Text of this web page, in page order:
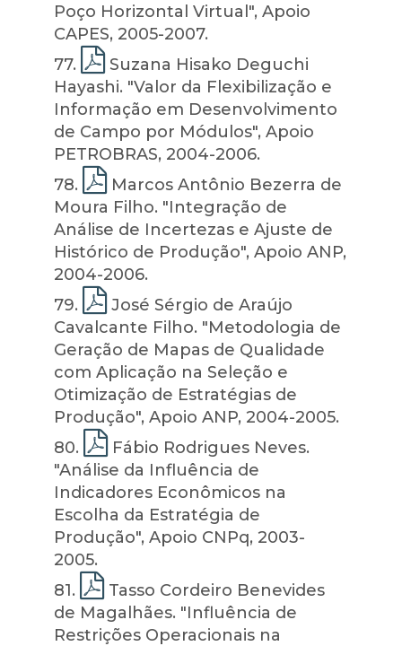
Poço Horizontal Virtual", Apoio
CAPES, 2005-2007.
77.
Suzana Hisako Deguchi
Hayashi. "Valor da Flexibilização e
Informação em Desenvolvimento
de Campo por Módulos", Apoio
PETROBRAS, 2004-2006.
78.
Marcos Antônio Bezerra de
Moura Filho. "Integração de
Análise de Incertezas e Ajuste de
Histórico de Produção", Apoio ANP,
2004-2006.
79.
José Sérgio de Araújo
Cavalcante Filho. "Metodologia de
Geração de Mapas de Qualidade
com Aplicação na Seleção e
Otimização de Estratégias de
Produção", Apoio ANP, 2004-2005.
80.
Fábio Rodrigues Neves.
"Análise da Influência de
Indicadores Econômicos na
Escolha da Estratégia de
Produção", Apoio CNPq, 2003-
2005.
81.
Tasso Cordeiro Benevides
de Magalhães. "Influência de
Restrições Operacionais na